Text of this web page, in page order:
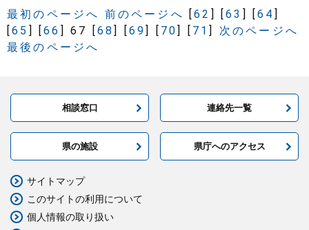
最初のページへ 前のページへ [62 ] [63 ] [64 ]
[65 ] [66 ] 67 [68] [69] [ 70] [ 71]
次のページへ
最後のページへ
相談窓口 連絡先一覧
県の施設 県庁へのアクセス
サイトマップ
このサイトの利用について
個人情報の取り扱い